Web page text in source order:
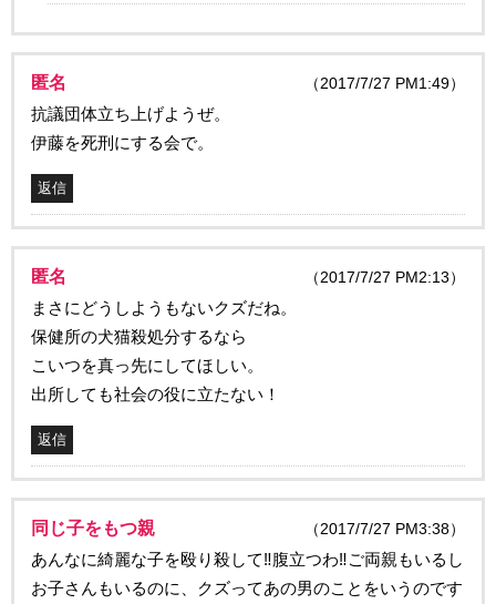
匿名 （2017/7/27 PM1:49）
抗議団体立ち上げようぜ。
伊藤を死刑にする会で。
返信
匿名 （2017/7/27 PM2:13）
まさにどうしようもないクズだね。
保健所の犬猫殺処分するなら
こいつを真っ先にしてほしい。
出所しても社会の役に立たない！
返信
同じ子をもつ親 （2017/7/27 PM3:38）
あんなに綺麗な子を殴り殺して‼️腹立つわ‼️ご両親もいるし
お子さんもいるのに、クズってあの男のことをいうのです